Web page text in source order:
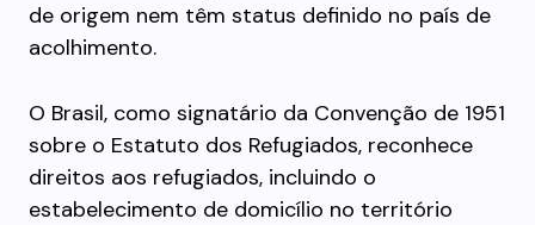
de origem nem têm status definido no país de
acolhimento.
O Brasil, como signatário da Convenção de 1951
sobre o Estatuto dos Refugiados, reconhece
direitos aos refugiados, incluindo o
estabelecimento de domicílio no território